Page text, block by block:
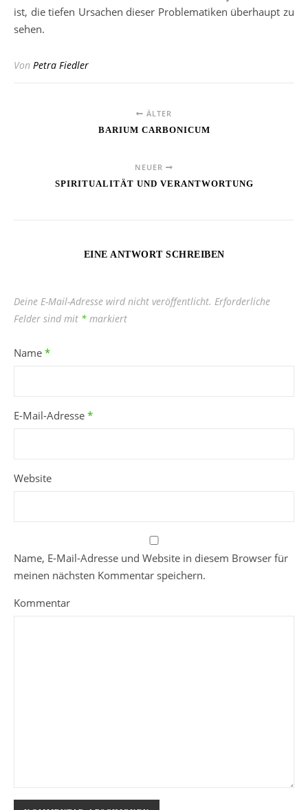
ist, die tiefen Ursachen dieser Problematiken überhaupt zu
sehen.
Von Petra Fiedler
ÄLTER
BARIUM CARBONICUM
NEUER
SPIRITUALITÄT UND VERANTWORTUNG
EINE ANTWORT SCHREIBEN
Deine E-Mail-Adresse wird nicht veröffentlicht. Erforderliche
Felder sind mit * markiert
Name *
E-Mail-Adresse *
Website
Name, E-Mail-Adresse und Website in diesem Browser für
meinen nächsten Kommentar speichern.
Kommentar